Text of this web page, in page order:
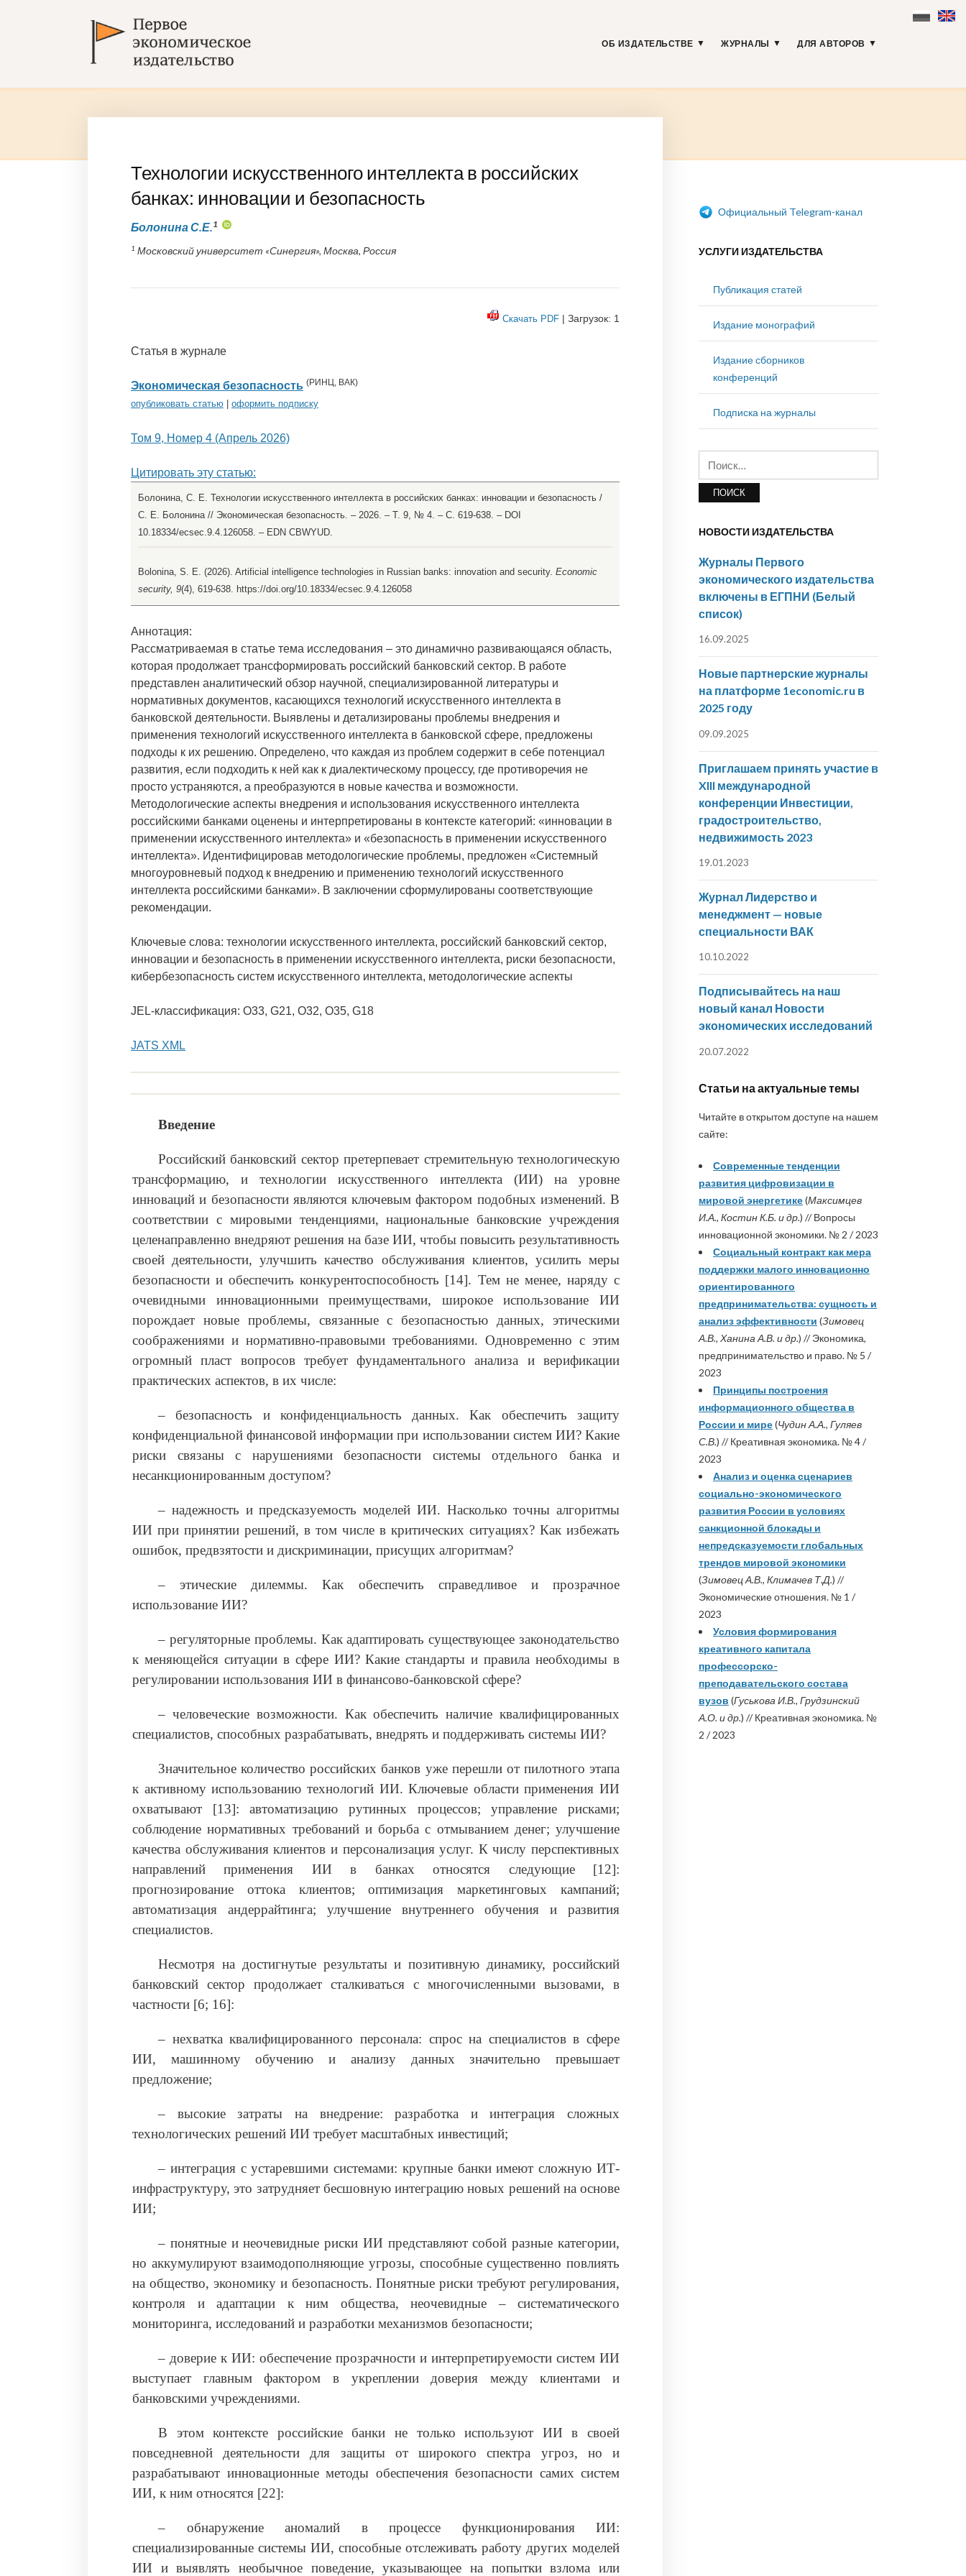
ОБ ИЗДАТЕЛЬСТВЕ ЖУРНАЛЫ ДЛЯ АВТОРОВ
Технологии искусственного интеллекта в российских
банках: инновации и безопасность
Болонина С.Е.1
1 Московский университет «Синергия», Москва, Россия
Скачать PDF | Загрузок: 1
Статья в журнале
Экономическая безопасность (РИНЦ, ВАК)
опубликовать статью оформить подписку
Том 9, Номер 4 (Апрель 2026)
Цитировать эту статью:
Болонина, С. Е. Технологии искусственного интеллекта в российских банках: инновации и безопасность /
С. Е. Болонина // Экономическая безопасность. – 2026. – Т. 9, № 4. – С. 619-638. – DOI
10.18334/ecsec.9.4.126058. – EDN CBWYUD.
Bolonina, S. E. (2026). Artificial intelligence technologies in Russian banks: innovation and security. Economic
security, 9(4), 619-638. https://doi.org/10.18334/ecsec.9.4.126058
Аннотация:
Рассматриваемая в статье тема исследования – это динамично развивающаяся область,
которая продолжает трансформировать российский банковский сектор. В работе
представлен аналитический обзор научной, специализированной литературы и
нормативных документов, касающихся технологий искусственного интеллекта в
банковской деятельности. Выявлены и детализированы проблемы внедрения и
применения технологий искусственного интеллекта в банковской сфере, предложены
подходы к их решению. Определено, что каждая из проблем содержит в себе потенциал
развития, если подходить к ней как к диалектическому процессу, где противоречия не
просто устраняются, а преобразуются в новые качества и возможности.
Методологические аспекты внедрения и использования искусственного интеллекта
российскими банками оценены и интерпретированы в контексте категорий: «инновации в
применении искусственного интеллекта» и «безопасность в применении искусственного
интеллекта». Идентифицировав методологические проблемы, предложен «Системный
многоуровневый подход к внедрению и применению технологий искусственного
интеллекта российскими банками». В заключении сформулированы соответствующие
рекомендации.
Ключевые слова: технологии искусственного интеллекта, российский банковский сектор,
инновации и безопасность в применении искусственного интеллекта, риски безопасности,
кибербезопасность систем искусственного интеллекта, методологические аспекты
JEL-классификация: O33, G21, O32, O35, G18
JATS XML
Введение
Российский банковский сектор претерпевает стремительную технологическую
трансформацию, и технологии искусственного интеллекта (ИИ) на уровне
инноваций и безопасности являются ключевым фактором подобных изменений. В
соответствии с мировыми тенденциями, национальные банковские учреждения
целенаправленно внедряют решения на базе ИИ, чтобы повысить результативность
своей деятельности, улучшить качество обслуживания клиентов, усилить меры
безопасности и обеспечить конкурентоспособность [14]. Тем не менее, наряду с
очевидными инновационными преимуществами, широкое использование ИИ
порождает новые проблемы, связанные с безопасностью данных, этическими
соображениями и нормативно-правовыми требованиями. Одновременно с этим
огромный пласт вопросов требует фундаментального анализа и верификации
практических аспектов, в их числе:
– безопасность и конфиденциальность данных. Как обеспечить защиту
конфиденциальной финансовой информации при использовании систем ИИ? Какие
риски связаны с нарушениями безопасности системы отдельного банка и
несанкционированным доступом?
– надежность и предсказуемость моделей ИИ. Насколько точны алгоритмы
ИИ при принятии решений, в том числе в критических ситуациях? Как избежать
ошибок, предвзятости и дискриминации, присущих алгоритмам?
– этические дилеммы. Как обеспечить справедливое и прозрачное
использование ИИ?
– регуляторные проблемы. Как адаптировать существующее законодательство
к меняющейся ситуации в сфере ИИ? Какие стандарты и правила необходимы в
регулировании использования ИИ в финансово-банковской сфере?
– человеческие возможности. Как обеспечить наличие квалифицированных
специалистов, способных разрабатывать, внедрять и поддерживать системы ИИ?
Значительное количество российских банков уже перешли от пилотного этапа
к активному использованию технологий ИИ. Ключевые области применения ИИ
охватывают [13]: автоматизацию рутинных процессов; управление рисками;
соблюдение нормативных требований и борьба с отмыванием денег; улучшение
качества обслуживания клиентов и персонализация услуг. К числу перспективных
направлений применения ИИ в банках относятся следующие [12]:
прогнозирование оттока клиентов; оптимизация маркетинговых кампаний;
автоматизация андеррайтинга; улучшение внутреннего обучения и развития
специалистов.
Несмотря на достигнутые результаты и позитивную динамику, российский
банковский сектор продолжает сталкиваться с многочисленными вызовами, в
частности [6; 16]:
– нехватка квалифицированного персонала: спрос на специалистов в сфере
ИИ, машинному обучению и анализу данных значительно превышает
предложение;
– высокие затраты на внедрение: разработка и интеграция сложных
технологических решений ИИ требует масштабных инвестиций;
– интеграция с устаревшими системами: крупные банки имеют сложную ИТ-
инфраструктуру, это затрудняет бесшовную интеграцию новых решений на основе
ИИ;
– понятные и неочевидные риски ИИ представляют собой разные категории,
но аккумулируют взаимодополняющие угрозы, способные существенно повлиять
на общество, экономику и безопасность. Понятные риски требуют регулирования,
контроля и адаптации к ним общества, неочевидные – систематического
мониторинга, исследований и разработки механизмов безопасности;
– доверие к ИИ: обеспечение прозрачности и интерпретируемости систем ИИ
выступает главным фактором в укреплении доверия между клиентами и
банковскими учреждениями.
В этом контексте российские банки не только используют ИИ в своей
повседневной деятельности для защиты от широкого спектра угроз, но и
разрабатывают инновационные методы обеспечения безопасности самих систем
ИИ, к ним относятся [22]:
– обнаружение аномалий в процессе функционирования ИИ:
специализированные системы ИИ, способные отслеживать работу других моделей
ИИ и выявлять необычное поведение, указывающее на попытки взлома или
Официальный Telegram-канал
УСЛУГИ ИЗДАТЕЛЬСТВА
Публикация статей
Издание монографий
Издание сборников
конференций
Подписка на журналы
НОВОСТИ ИЗДАТЕЛЬСТВА
Журналы Первого
экономического издательства
включены в ЕГПНИ (Белый
список)
16.09.2025
Новые партнерские журналы
на платформе 1economic.ru в
2025 году
09.09.2025
Приглашаем принять участие в
XIII международной
конференции Инвестиции,
градостроительство,
недвижимость 2023
19.01.2023
Журнал Лидерство и
менеджмент — новые
специальности ВАК
10.10.2022
Подписывайтесь на наш
новый канал Новости
экономических исследований
20.07.2022
Статьи на актуальные темы
Читайте в открытом доступе на нашем
сайте:
Современные тенденции
развития цифровизации в
мировой энергетике(Максимцев
И.А., Костин К.Б. и др.) // Вопросы
инновационной экономики. № 2 / 2023
Социальный контракт как мера
поддержки малого инновационно
ориентированного
предпринимательства: сущность и
анализ эффективности (Зимовец
А.В., Ханина А.В. и др.) // Экономика,
предпринимательство и право. № 5 /
2023
Принципы построения
информационного общества в
России и мире(Чудин А.А., Гуляев
С.В.) // Креативная экономика. № 4 /
2023
Анализ и оценка сценариев
социально-экономического
развития России в условиях
санкционной блокады и
непредсказуемости глобальных
трендов мировой экономики
(Зимовец А.В., Климачев Т.Д.) //
Экономические отношения. № 1 /
2023
Условия формирования
креативного капитала
профессорско-
преподавательского состава
вузов (Гуськова И.В., Грудзинский
А.О. и др.) // Креативная экономика. №
2 / 2023